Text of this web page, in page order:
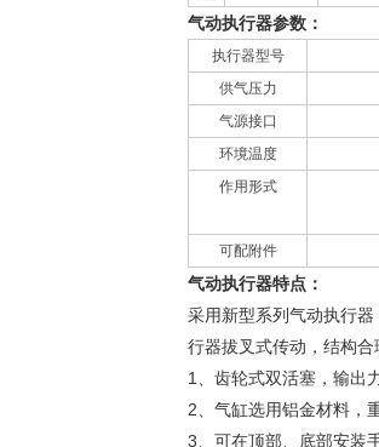
气动执行器参数：
执行器型号
供气压力
气源接口
环境温度
作用形式
可配附件
气动执行器特点：
采用新型系列气动执行
行器拔叉式传动，结构
1、齿轮式双活塞，输出
2、气缸选用铝金材料，
3、可在顶部、底部安装